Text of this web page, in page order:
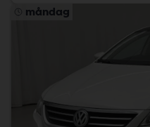
måndag